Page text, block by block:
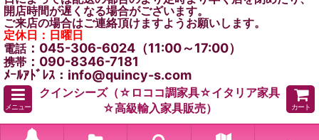
開店時間が遅くなる場合がございます。
ご来店の場合はご連絡頂けますようお願いします。
定休日：日曜日
電話：045-306-6024（11:00～17:00）
携帯 ：090-8346-7181
ﾒｰﾙｱﾄﾞﾚｽ：info@quincy-s.com
メニュー
クインシーズ（☆ロココ調家具☆イタリア家具
☆高級輸入家具販売）
カート